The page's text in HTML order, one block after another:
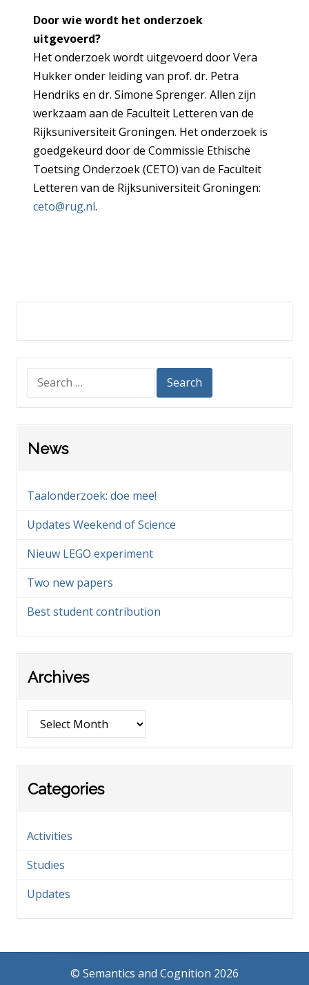
Door wie wordt het onderzoek
uitgevoerd?
Het onderzoek wordt uitgevoerd door Vera
Hukker onder leiding van prof. dr. Petra
Hendriks en dr. Simone Sprenger. Allen zijn
werkzaam aan de Faculteit Letteren van de
Rijksuniversiteit Groningen. Het onderzoek is
goedgekeurd door de Commissie Ethische
Toetsing Onderzoek (CETO) van de Faculteit
Letteren van de Rijksuniversiteit Groningen:
ceto@rug.nl.
for:
News
Taalonderzoek: doe mee!
Updates Weekend of Science
Nieuw LEGO experiment
Two new papers
Best student contribution
Archives
Categories
Activities
Studies
Updates
© Semantics and Cognition 2026